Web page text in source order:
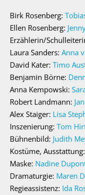
Birk Rosenberg:
Ellen Rosenberg:
Erzählerin/
Laura Sanders: Anna
David Kater: Timo
Benjamin Börne:
Anna Kempowski:
Robert Landmann:
Alex Staiger: Lisa
Inszenierung: Tom
Bühnenbild: Judith
Kostüme, Ausstattung:
Maske: Nadine
Dramaturgie: Maren
Regieassistenz: Ida